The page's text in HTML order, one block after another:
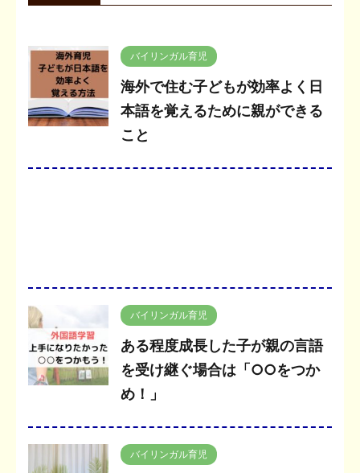
バイリンガル育児
海外で住む子どもが効率よく日
本語を覚えるために親ができる
こと
バイリンガル育児
ある程度成長した子が親の言語
を受け継ぐ場合は「○○をつか
め！」
バイリンガル育児